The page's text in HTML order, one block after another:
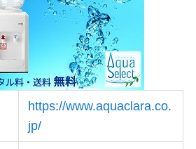
https://www.aquaclara.co.
jp/